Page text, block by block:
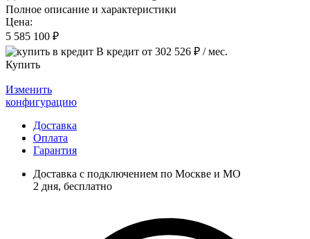
Полное описание и характеристики
Цена:
5 585 100 ₽
В кредит от 302 526 ₽ / мес.
Купить
Изменить
конфигурацию
Доставка
Оплата
Гарантия
Доставка с подключением по Москве и МО
2 дня, бесплатно